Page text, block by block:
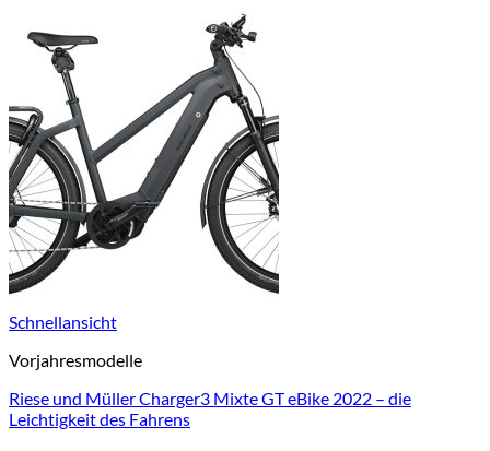
Schnellansicht
Vorjahresmodelle
Riese und Müller Charger3 Mixte GT eBike 2022 – die
Leichtigkeit des Fahrens